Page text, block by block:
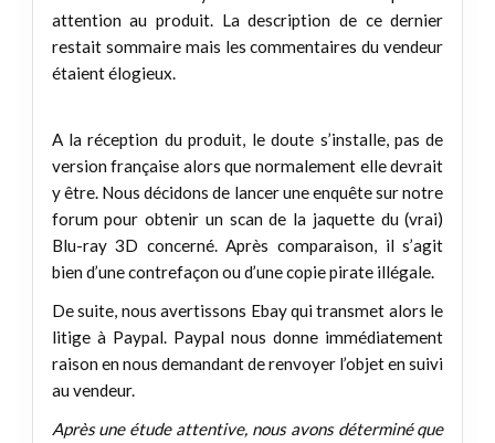
attention au produit. La description de ce dernier
restait sommaire mais les commentaires du vendeur
étaient élogieux.
A la réception du produit, le doute s’installe, pas de
version française alors que normalement elle devrait
y être. Nous décidons de lancer une enquête sur notre
forum pour obtenir un scan de la jaquette du (vrai)
Blu-ray 3D concerné. Après comparaison, il s’agit
bien d’une contrefaçon ou d’une copie pirate illégale.
De suite, nous avertissons Ebay qui transmet alors le
litige à Paypal. Paypal nous donne immédiatement
raison en nous demandant de renvoyer l’objet en suivi
au vendeur.
Après une étude attentive, nous avons déterminé que